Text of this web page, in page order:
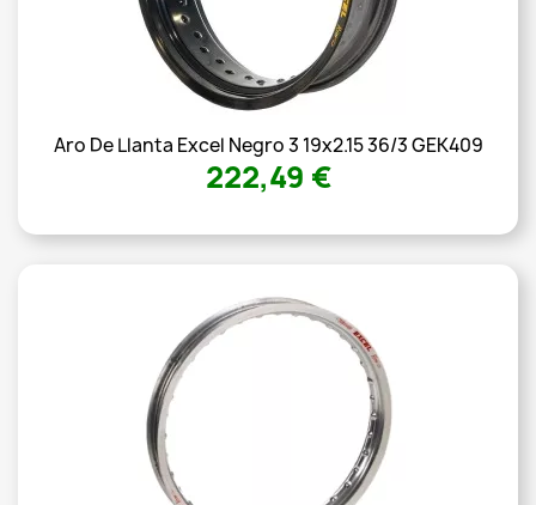
Aro De Llanta Excel Negro 3 19x2.15 36/3 GEK409
222,49 €